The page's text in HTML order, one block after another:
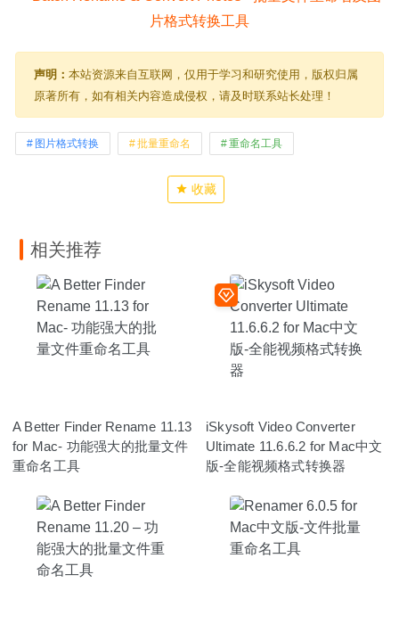
声明： 本站资源来自互联网，仅用于学习和研究使用，版权归属
原著所有，如有相关内容造成侵权，请及时联系站长处理！
图片格式转换 批量重命名 重命名工具
收藏
相关推荐
A Better Finder Rename 11.13
for Mac- 功能强大的批量文件
重命名工具
iSkysoft Video Converter
Ultimate 11.6.6.2 for Mac中文
版-全能视频格式转换器